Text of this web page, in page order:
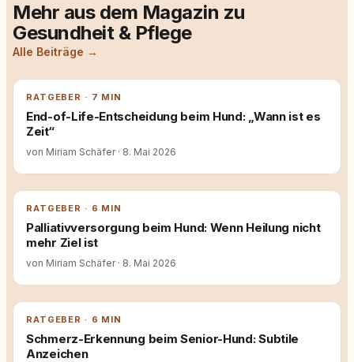
Mehr aus dem Magazin zu
Gesundheit & Pflege
Alle Beiträge →
RATGEBER · 7 MIN
End-of-Life-Entscheidung beim Hund: „Wann ist es
Zeit“
von Miriam Schäfer · 8. Mai 2026
RATGEBER · 6 MIN
Palliativversorgung beim Hund: Wenn Heilung nicht
mehr Ziel ist
von Miriam Schäfer · 8. Mai 2026
RATGEBER · 6 MIN
Schmerz-Erkennung beim Senior-Hund: Subtile
Anzeichen